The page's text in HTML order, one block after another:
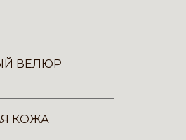
ВЕЛЮР
КОЖА